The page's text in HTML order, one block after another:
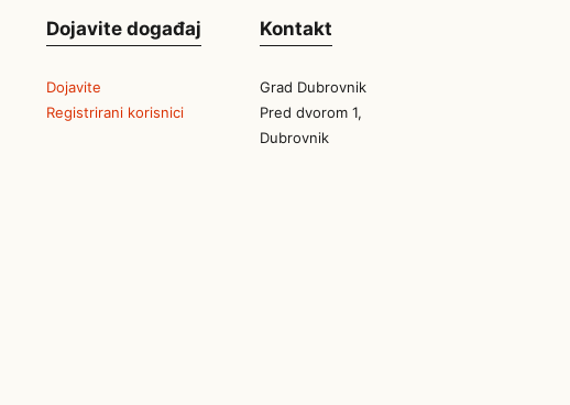
Dojavite događaj
Dojavite
Registrirani korisnici
Kontakt
Grad Dubrovnik
Pred dvorom 1,
Dubrovnik